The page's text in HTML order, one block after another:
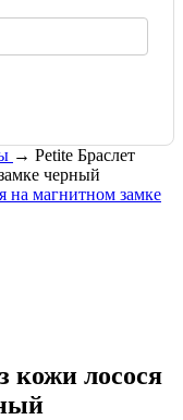
→ Petite Браслет
черный
кожи лосося